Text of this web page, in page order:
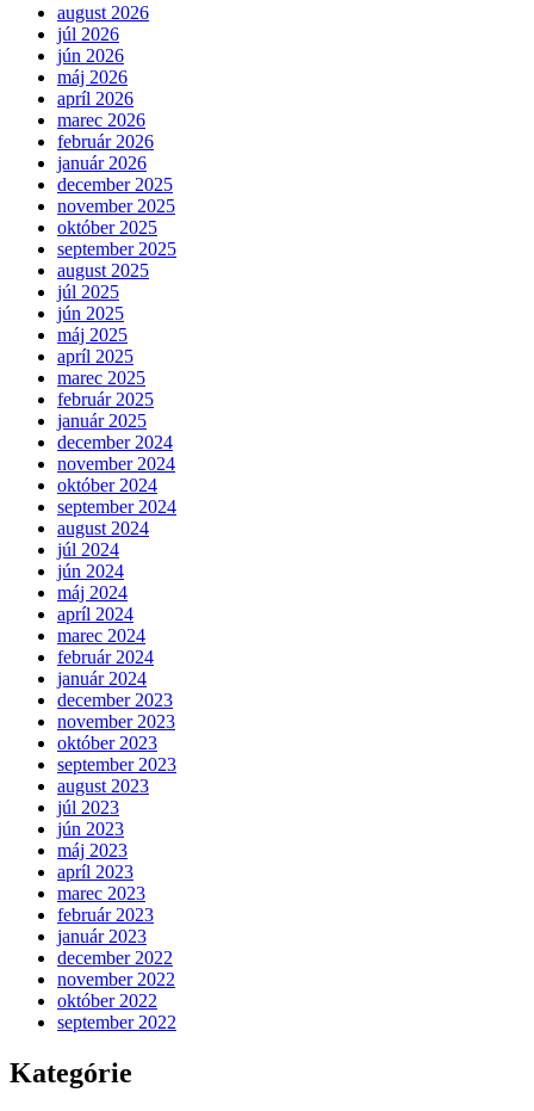
august 2026
júl 2026
jún 2026
máj 2026
apríl 2026
marec 2026
február 2026
január 2026
december 2025
november 2025
október 2025
september 2025
august 2025
júl 2025
jún 2025
máj 2025
apríl 2025
marec 2025
február 2025
január 2025
december 2024
november 2024
október 2024
september 2024
august 2024
júl 2024
jún 2024
máj 2024
apríl 2024
marec 2024
február 2024
január 2024
december 2023
november 2023
október 2023
september 2023
august 2023
júl 2023
jún 2023
máj 2023
apríl 2023
marec 2023
február 2023
január 2023
december 2022
november 2022
október 2022
september 2022
Kategórie